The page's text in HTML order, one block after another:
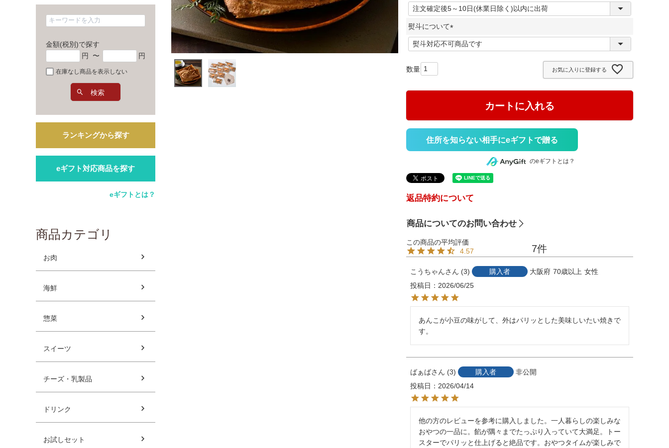
金額(税別)で探す
円
〜 円
在庫なし商品を表示しない
検索
ランキングから探す
eギフト対応商品を探す
eギフトとは？
商品カテゴリ
お肉
海鮮
惣菜
スイーツ
チーズ・乳製品
ドリンク
お試しセット
(
必
)
熨斗について
(
必
お気に入りに登録する
カートに入れる
住所を知らない相手にeギフトで贈る
のeギフトとは？
返品特約について
商品についてのお問い合わせ
4.57 7
こうちゃん 3 購入者 大阪府 70歳以上 女性
投稿日
2026/06/25
あんこが小豆の味がして、外はパリッとした美味しいたい焼きで
す。
ばぁば 3 購入者
非公開
投稿日
2026/04/14
他の方のレビューを参考に購入しました。一人暮らしの楽しみな
おやつの一品に。餡が隅々までたっぷり入っていて大満足。トー
スターでパリッと仕上げると絶品です。おやつタイムが楽しみで